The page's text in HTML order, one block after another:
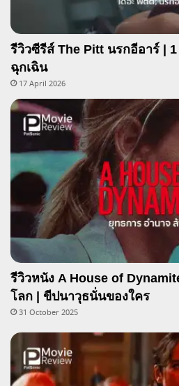
รีวิวซีรีส์ The Pitt นรกอีอาร์ |
ฉุกเฉิน
17 April 2026
รีวิวหนัง A House of
โลก | ขีปนาวุธนั่นของใคร
31 October 2025